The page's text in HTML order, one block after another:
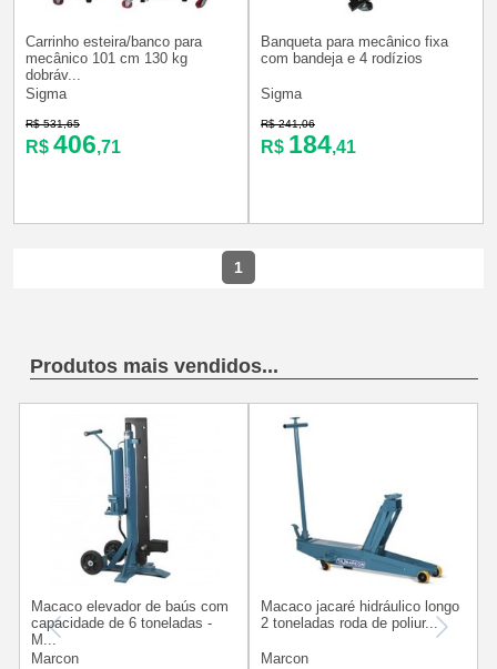
Carrinho esteira/banco para
mecânico 101 cm 130 kg
dobráv...
Sigma
R$ 531,65
R$ 406,71
Banqueta para mecânico fixa
com bandeja e 4 rodízios
Sigma
R$ 241,06
R$ 184,41
1
Produtos mais vendidos...
Macaco elevador de baús com
capacidade de 6 toneladas -
M...
Marcon
Macaco jacaré hidráulico longo
2 toneladas roda de poliur...
Marcon